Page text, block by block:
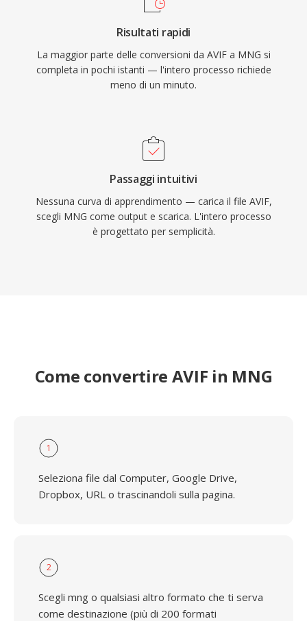
Risultati rapidi
La maggior parte delle conversioni da AVIF a MNG si
completa in pochi istanti — l'intero processo richiede
meno di un minuto.
Passaggi intuitivi
Nessuna curva di apprendimento — carica il file AVIF,
scegli MNG come output e scarica. L'intero processo
è progettato per semplicità.
Come convertire AVIF in MNG
1
Seleziona file dal Computer, Google Drive,
Dropbox, URL o trascinandoli sulla pagina.
2
Scegli mng o qualsiasi altro formato che ti serva
come destinazione (più di 200 formati